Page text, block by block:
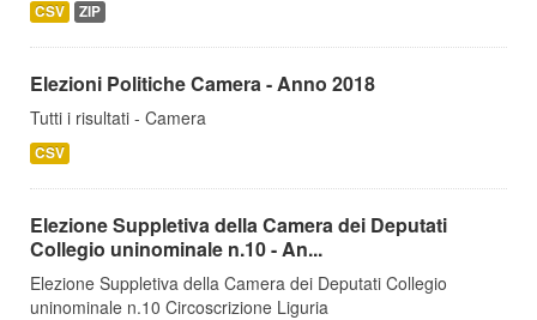
CSV ZIP
Elezioni Politiche Camera - Anno 2018
Tutti i risultati - Camera
CSV
Elezione Suppletiva della Camera dei Deputati
Collegio uninominale n.10 - An...
Elezione Suppletiva della Camera dei Deputati Collegio
uninominale n.10 Circoscrizione Liguria